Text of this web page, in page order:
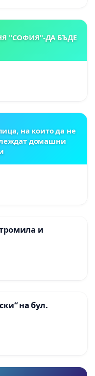
"СОФИЯ"-ДА БЪДЕ
на които да не
домашни
и
на бул.